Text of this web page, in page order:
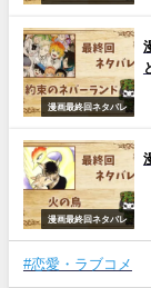
漫画最終回ネタバレ
漫画最終回ネタバレ
#恋愛・ラブコメ